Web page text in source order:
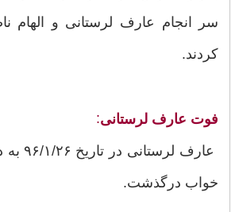
سر انجام عارف لرستانی و الهام
کردند.
فوت عارف لرستانی:
عارف
خواب درگذشت.